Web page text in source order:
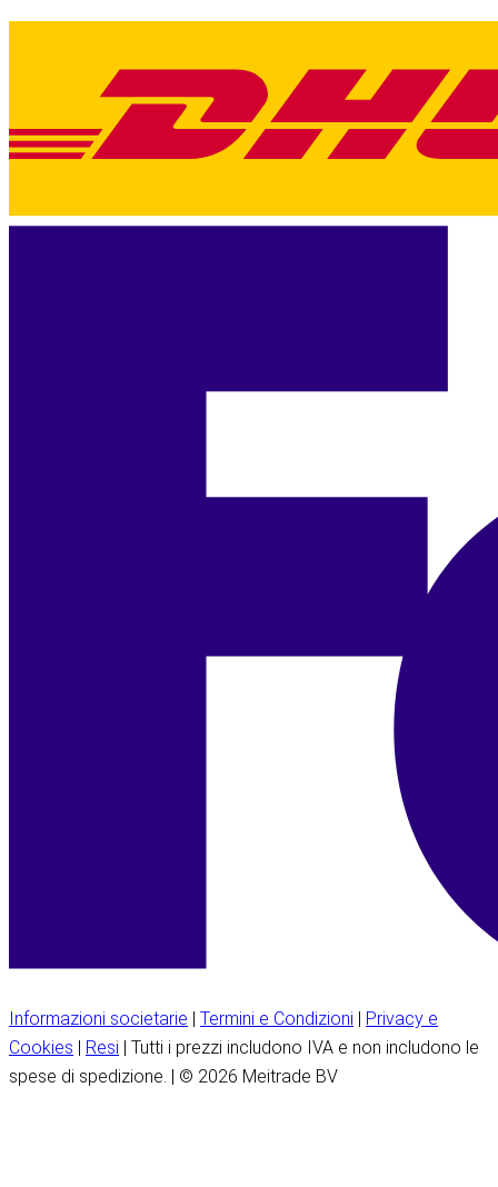
Informazioni societarie | Termini e Condizioni | Privacy e
Cookies | Resi | Tutti i prezzi includono IVA e non includono le
spese di spedizione. | © 2026 Meitrade BV